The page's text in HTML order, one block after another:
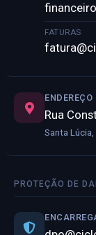
FATURAS
ENDEREÇO
Rua
Santa
PROTEÇÃO DE